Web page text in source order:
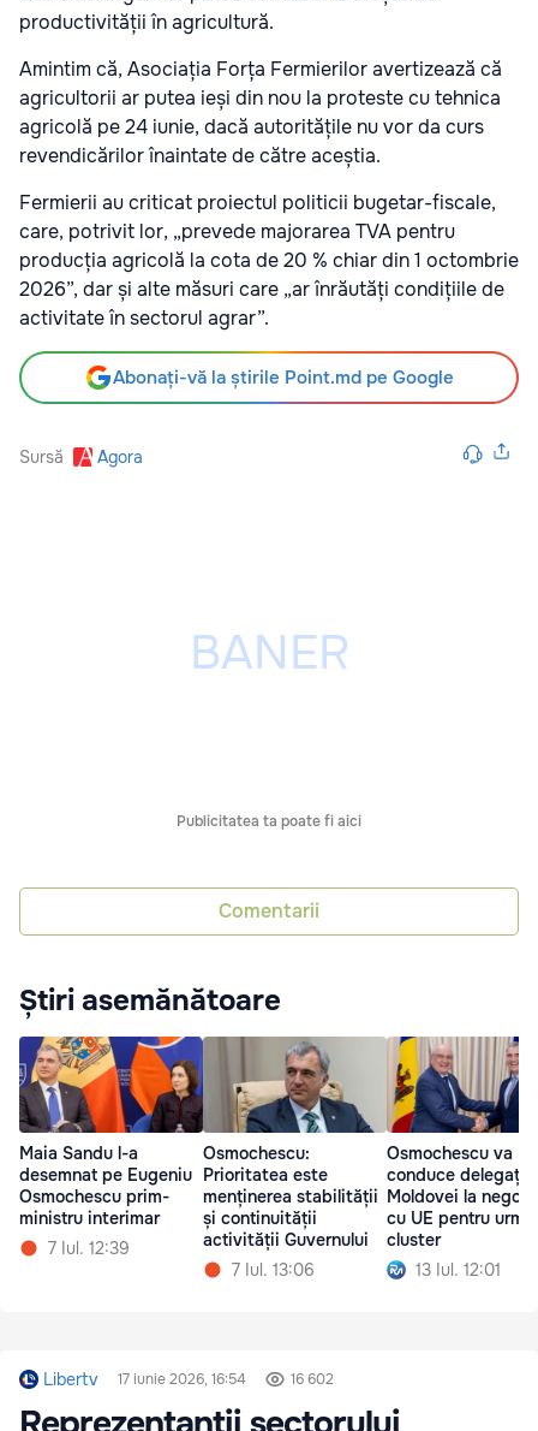
productivității în agricultură.
Amintim că, Asociația Forța Fermierilor avertizează că
agricultorii ar putea ieși din nou la protestecu tehnica
agricolă pe 24 iunie, dacă autoritățile nu vor da curs
revendicărilor înaintate de către aceștia.
Fermierii au criticat proiectul politicii bugetar-fiscale,
care, potrivit lor, „prevede majorarea TVA pentru
producția agricolă la cota de 20 % chiar din 1 octombrie
2026”, dar și alte măsuri care „ar înrăutăți condițiile de
activitate în sectorul agrar”.
Abonați-vă la știrile Point.md pe Google
Sursă Agora
Publicitatea ta poate fi aici
Comentarii
Știri asemănătoare
Maia Sandu l-a
desemnat pe Eugeniu
Osmochescu prim-
ministru interimar
7 Iul. 12:39
Osmochescu:
Prioritatea este
menținerea stabilității
și continuității
activității Guvernului
7 Iul. 13:06
Osmochescu va
conduce delegația
Moldovei la
cu UE pentru
cluster
13 Iul. 12:01
Libertv 17 iunie 2026, 16:54 16 602